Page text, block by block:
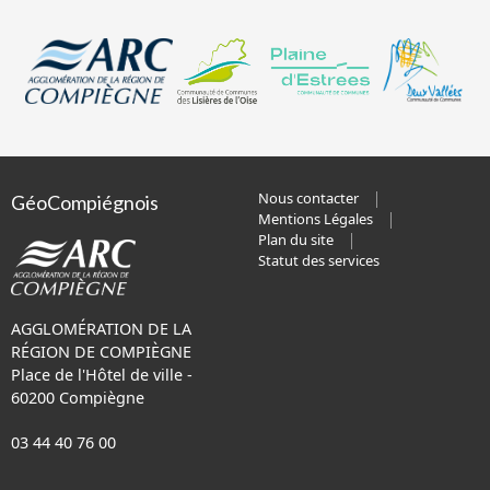
GéoCompiégnois
AGGLOMÉRATION DE LA
RÉGION DE COMPIÈGNE
Place de l'Hôtel de ville -
60200 Compiègne
03 44 40 76 00
Nous contacter
Mentions Légales
Plan du site
Statut des services